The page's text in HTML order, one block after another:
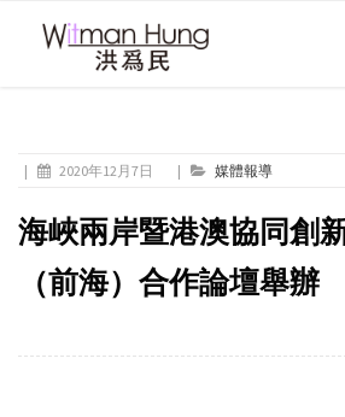
| 2020年12月7日 | 媒體報導
海峽兩岸暨港澳協同創
（前海）合作論壇舉辦